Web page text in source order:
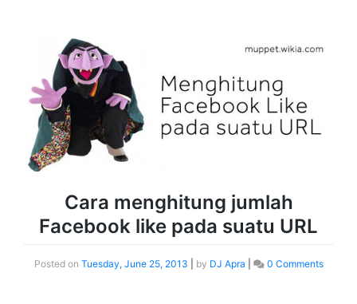
Cara menghitung jumlah
Facebook like pada suatu URL
Posted on Tuesday, June 25, 2013 by DJ Apra 0 Comments